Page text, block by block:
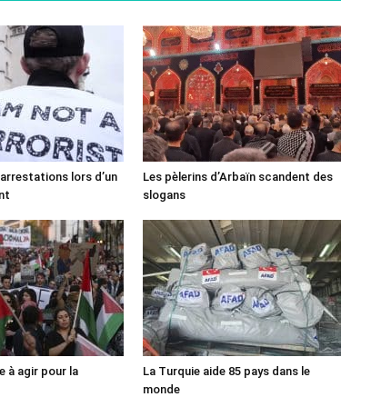
lors d’un
Les pèlerins d’Arbaïn scandent des
slogans
à agir pour la
La Turquie aide 85 pays dans le
monde